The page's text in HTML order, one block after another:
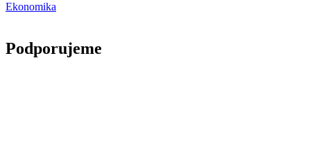
Ekonomika
Podporujeme